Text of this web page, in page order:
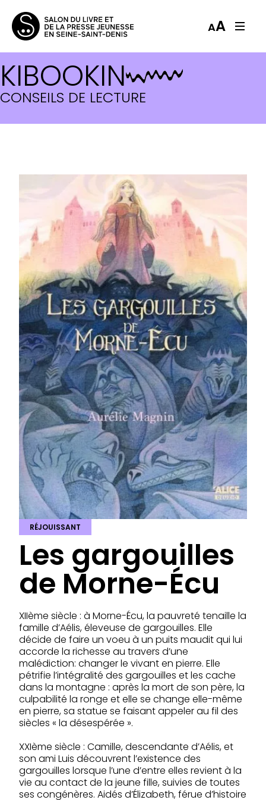
AA
KIBOOKIN
CONSEILS DE LECTURE
RÉJOUISSANT
Les gargouilles
de Morne-Écu
XIIème siècle : à Morne-Écu, la pauvreté tenaille la
famille d’Aélis, éleveuse de gargouilles. Elle
décide de faire un voeu à un puits maudit qui lui
accorde la richesse au travers d’une
malédiction: changer le vivant en pierre. Elle
pétrifie l’intégralité des gargouilles et les cache
dans la montagne : après la mort de son père, la
culpabilité la ronge et elle se change elle-même
en pierre, sa statue se faisant appeler au fil des
siècles « la désespérée ».
XXIème siècle : Camille, descendante d’Aélis, et
son ami Luis découvrent l’existence des
gargouilles lorsque l’une d’entre elles revient à la
vie au contact de la jeune fille, suivies de toutes
ses congénères. Aidés d’Élizabeth, férue d’histoire